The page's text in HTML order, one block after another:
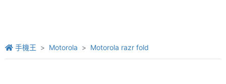
手機王 Motorola Motorola razr fold